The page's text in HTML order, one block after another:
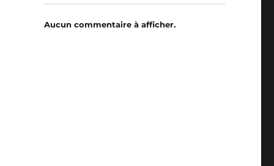
Aucun commentaire à afficher.